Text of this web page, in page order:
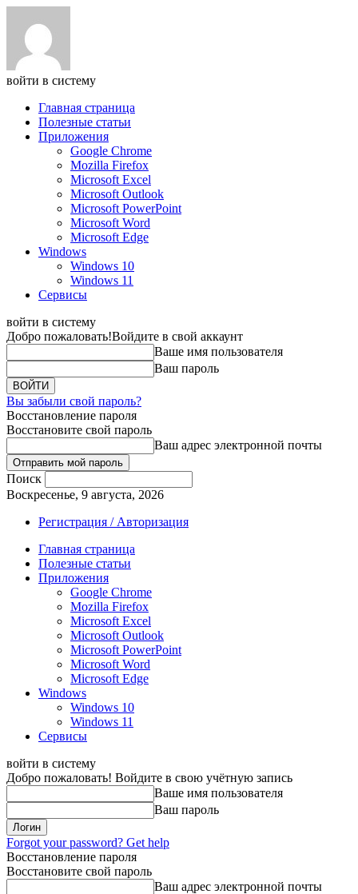
войти в систему
Главная страница
Полезные статьи
Приложения
Google Chrome
Mozilla Firefox
Microsoft Excel
Microsoft Outlook
Microsoft PowerPoint
Microsoft Word
Microsoft Edge
Windows
Windows 10
Windows 11
Сервисы
войти в систему
Добро пожаловать!Войдите в свой аккаунт
Ваше имя пользователя
Ваш пароль
Вы забыли свой пароль?
Восстановление пароля
Восстановите свой пароль
Ваш адрес электронной почты
Поиск
Воскресенье, 9 августа, 2026
Регистрация / Авторизация
Главная страница
Полезные статьи
Приложения
Google Chrome
Mozilla Firefox
Microsoft Excel
Microsoft Outlook
Microsoft PowerPoint
Microsoft Word
Microsoft Edge
Windows
Windows 10
Windows 11
Сервисы
войти в систему
Добро пожаловать! Войдите в свою учётную запись
Ваше имя пользователя
Ваш пароль
Forgot your password? Get help
Восстановление пароля
Восстановите свой пароль
Ваш адрес электронной почты